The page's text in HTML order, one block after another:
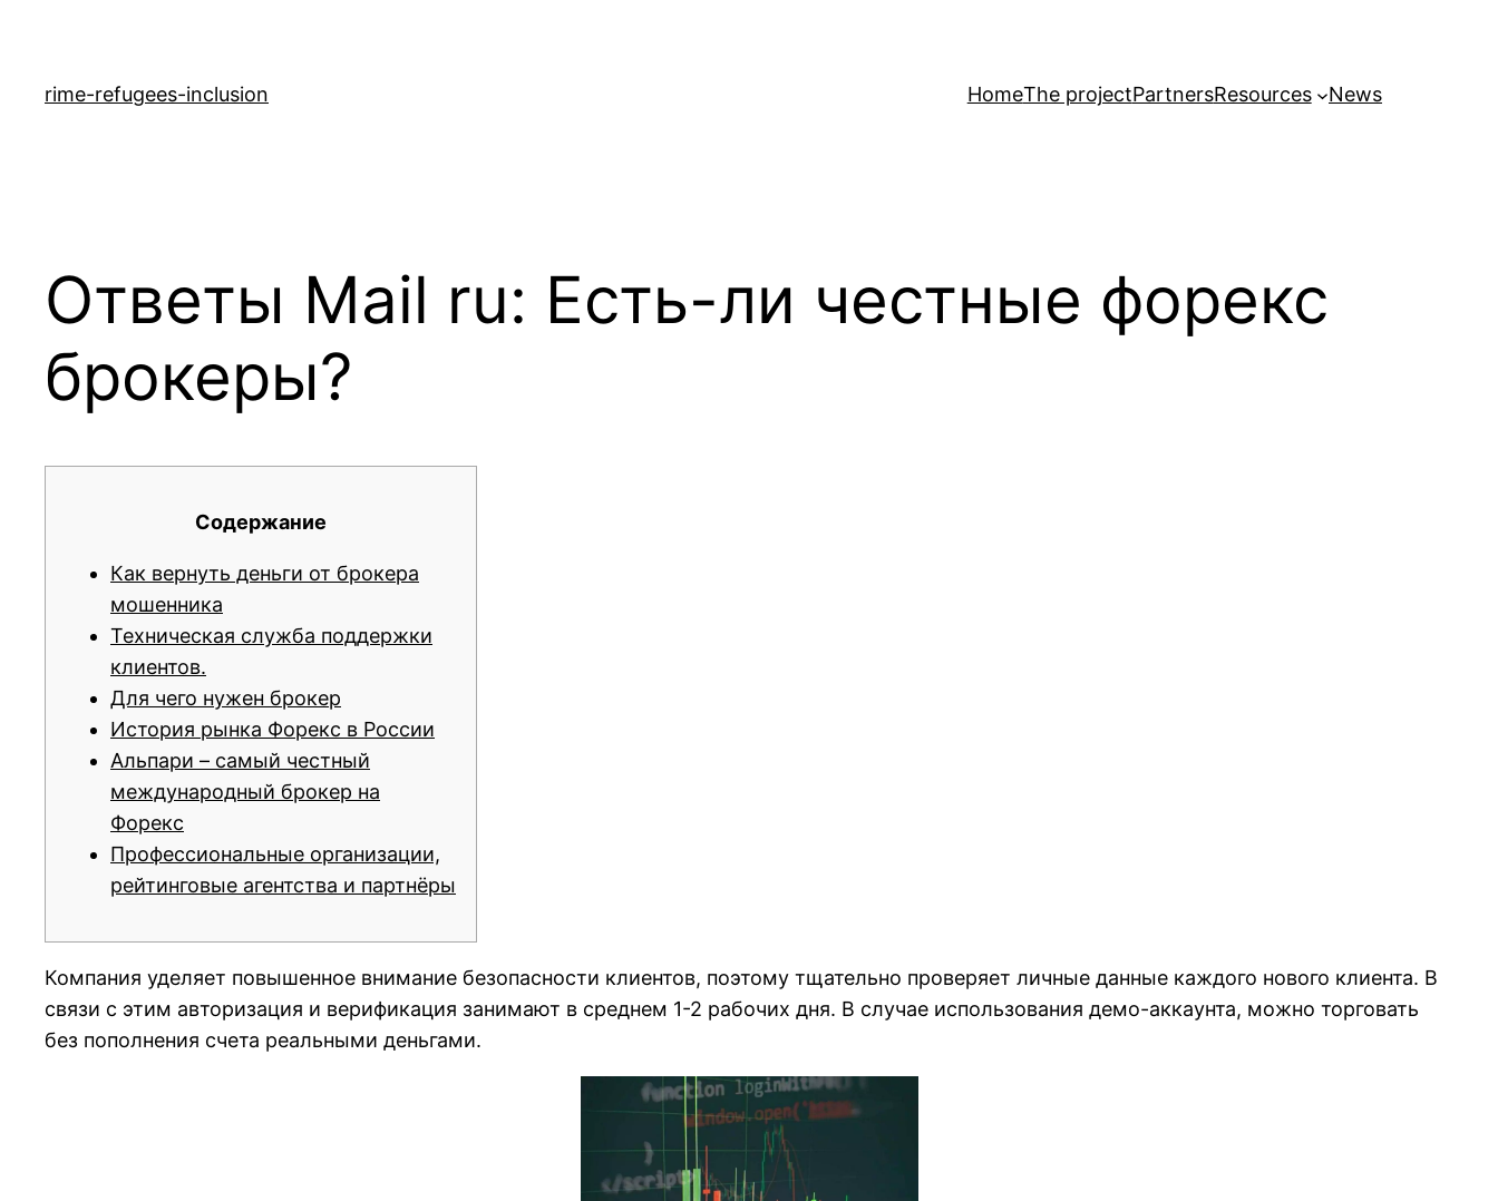
rime-refugees-inclusion HomeThe projectPartnersResources News
Ответы Mail ru: Есть-ли честные форекс
брокеры?
Содержание
Как вернуть деньги от брокера
мошенника
Техническая служба поддержки
клиентов.
Для чего нужен брокер
История рынка Форекс в России
Альпари – самый честный
международный брокер на
Форекс
Профессиональные организации,
рейтинговые агентства и партнёры
Компания уделяет повышенное внимание безопасности клиентов, поэтому тщательно проверяет личные данные каждого нового клиента. В
связи с этим авторизация и верификация занимают в среднем 1-2 рабочих дня. В случае использования демо-аккаунта, можно торговать
без пополнения счета реальными деньгами.